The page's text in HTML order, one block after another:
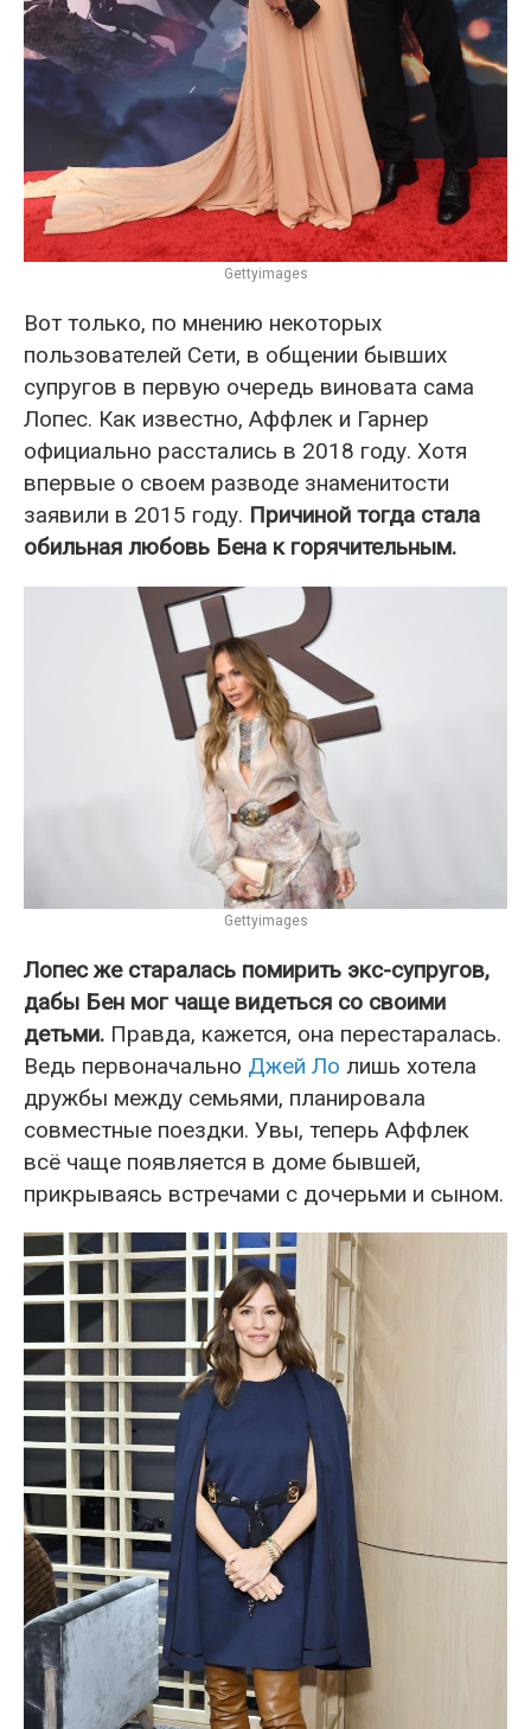
Gettyimages
Вот только, по мнению некоторых
пользователей Сети, в общении бывших
супругов в первую очередь виновата сама
Лопес. Как известно, Аффлек и Гарнер
официально расстались в 2018 году. Хотя
впервые о своем разводе знаменитости
заявили в 2015 году. Причиной тогда стала
обильная любовь Бена к горячительным.
Gettyimages
Лопес же старалась помирить экс-супругов,
дабы Бен мог чаще видеться со своими
детьми. Правда, кажется, она перестаралась.
Ведь первоначально Джей Ло лишь хотела
дружбы между семьями, планировала
совместные поездки. Увы, теперь Аффлек
всё чаще появляется в доме бывшей,
прикрываясь встречами с дочерьми и сыном.